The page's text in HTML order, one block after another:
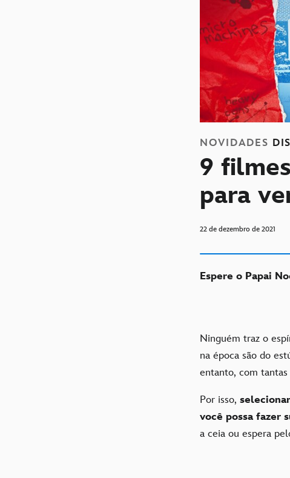
NOVIDADES
9
para
22 de dezembro de 2021
Espere o Papai
Ninguém traz o
na época são do
entanto, com
Por isso,
você possa fazer
a ceia ou espera